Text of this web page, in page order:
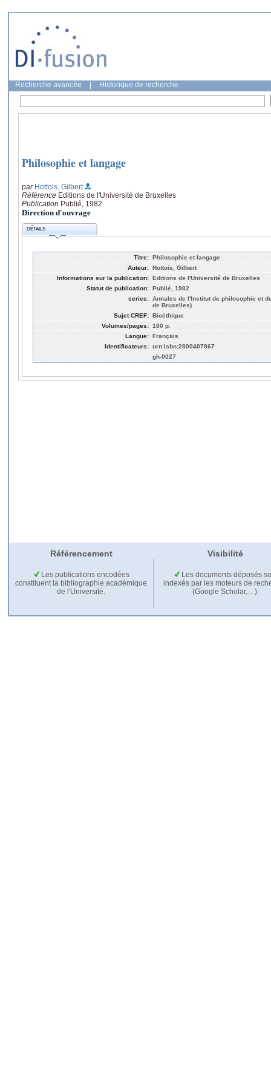
Recherche avancée Historique de recherche
Philosophie et langage
par Hottois, Gilbert
Référence Editions de l'Université de Bruxelles
Publication Publié, 1982
Direction d'ouvrage
DÉTAILS
Titre: Philosophie et langage
Auteur: Hottois, Gilbert
Informations sur la publication: Editions de l'Université de Bruxelles
Statut de publication: Publié, 1982
series: Annales de l'Institut de philosophie et
de Bruxelles)
Sujet CREF: Bioéthique
Volumes/pages: 180 p.
Langue: Français
Identificateurs: urn:isbn:2800407867
gh-0027
Référencement Visibilité
Les publications encodées
constituent la bibliographie académique
de l'Université.
Les documents déposés
indexés par les moteurs de
(Google Scholar,…).